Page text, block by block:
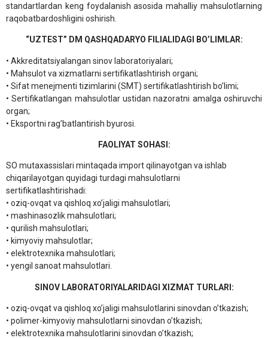
standartlardan keng foydalanish asosida mahalliy mahsulotlarning
raqobatbardoshligini oshirish.
“UZTEST” DM QASHQADARYO FILIALIDAGI BO’LIMLAR:
• Akkreditatsiyalangan sinov laboratoriyalari;
• Mahsulot va xizmatlarni sertifikatlashtirish organi;
• Sifat menejmenti tizimlarini (SMT) sertifikatlashtirish bo’limi;
• Sertifikatlangan mahsulotlar ustidan nazoratni amalga oshiruvchi
organ;
• Eksportni rag’batlantirish byurosi.
FAOLIYAT SOHASI:
SO mutaxassislari mintaqada import qilinayotgan va ishlab
chiqarilayotgan quyidagi turdagi mahsulotlarni
sertifikatlashtirishadi:
• oziq-ovqat va qishloq xo’jaligi mahsulotlari;
• mashinasozlik mahsulotlari;
• qurilish mahsulotlari;
• kimyoviy mahsulotlar;
• elektrotexnika mahsulotlari;
• yengil sanoat mahsulotlari.
SINOV LABORATORIYALARIDAGI XIZMAT TURLARI:
• oziq-ovqat va qishloq xo’jaligi mahsulotlarini sinovdan o’tkazish;
• polimer-kimyoviy mahsulotlarni sinovdan o’tkazish;
• elektrotexnika mahsulotlarini sinovdan o’tkazish;